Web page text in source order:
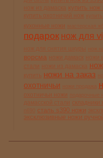
купить нож
купить охотничий нож
кухонные ножи
подарок нож для
ворсма
ножи дамаск
стали
купить
ножи на заказ
охотничьи
охотничьи ножи
складники
сталь s390 ножи
эксклюзивные ножи